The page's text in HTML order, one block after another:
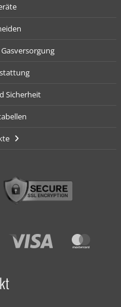
Sicherheit